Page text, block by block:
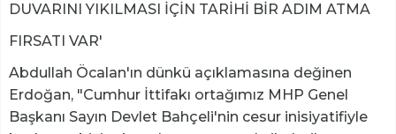
DUVARINI YIKILMASI İÇİN TARİHİ BİR ADIM ATMA
FIRSATI VAR'
Abdullah Öcalan'ın dünkü açıklamasına değinen
Erdoğan, "Cumhur İttifakı ortağımız MHP Genel
Başkanı Sayın Devlet Bahçeli'nin cesur inisiyatifiyle